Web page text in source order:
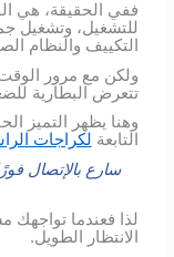
ففي الحقيقة، هي
للتشغيل، وتشغيل
التكييف والنظام
ولكن مع مرور
تتعرض البطارية
وهنا يظهر التميز
التابعة لكراجات
سارع بالإتصال
لذا فعندما تواجهك
الانتظار الطويل.